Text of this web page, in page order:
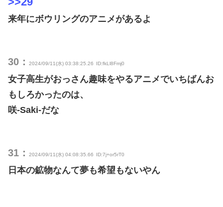
来年にボウリングのアニメがあるよ
30： 2024/09/11(水) 03:38:25.26 ID:fkLl8Fmj0
女子高生がおっさん趣味をやるアニメでいちばんお
もしろかったのは、
咲-Saki-だな
31： 2024/09/11(水) 04:08:35.66 ID:7j+or5rT0
日本の鉱物なんて夢も希望もないやん